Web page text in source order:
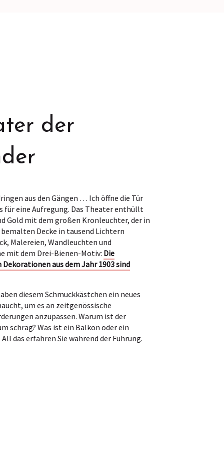
der
aus den Gängen … Ich öffne die Tür
für eine Aufregung. Das Theater enthüllt
Gold mit dem großen Kronleuchter, der in
Decke in tausend Lichtern
Malereien, Wandleuchten und
mit dem Drei-Bienen-Motiv: Die
aus dem Jahr 1903 sind
diesem Schmuckkästchen ein neues
um es an zeitgenössische
anzupassen. Warum ist der
schräg? Was ist ein Balkon oder ein
das erfahren Sie während der Führung.